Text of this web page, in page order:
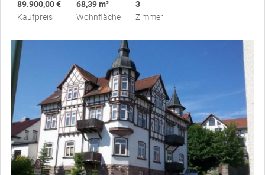
89.900,00 €
Kaufpreis
68,39 m²
Wohnfläche
3
Zimmer